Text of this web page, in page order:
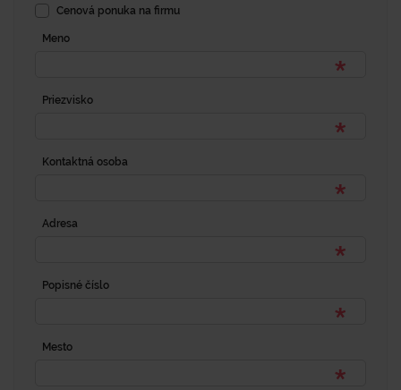
Cenová ponuka na firmu
Meno
Priezvisko
Kontaktná osoba
Adresa
Popisné číslo
Mesto